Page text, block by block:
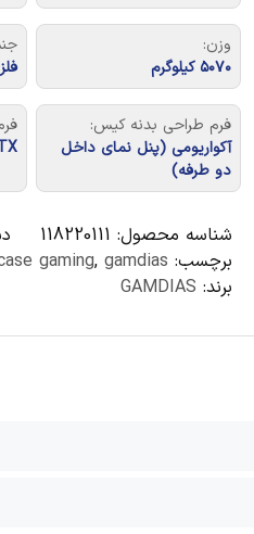
وزن:
۵۰۷۰ کیلوگرم
فرم طراحی بدنه کیس:
آکواریومی (پنل نمای داخل
دو طرفه)
شناسه محصول: 118220111
برچسب:
gaming, gamdias
برند: GAMDIAS